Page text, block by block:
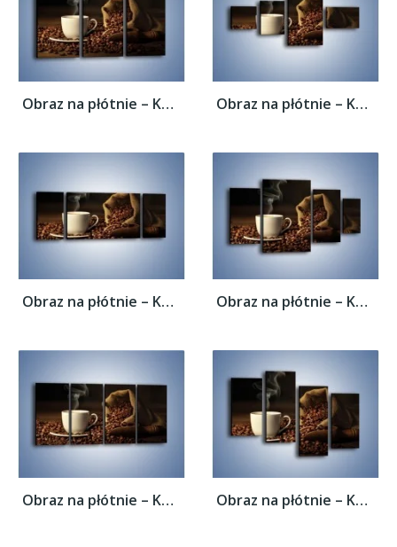
Obraz na płótnie – Kawa z wirującym dymem... Obraz na płótnie – Kawa z wirującym dymem...
Obraz na płótnie – Kawa z wirującym dymem... Obraz na płótnie – Kawa z wirującym dymem...
Obraz na płótnie – Kawa z wirującym dymem... Obraz na płótnie – Kawa z wirującym dymem...